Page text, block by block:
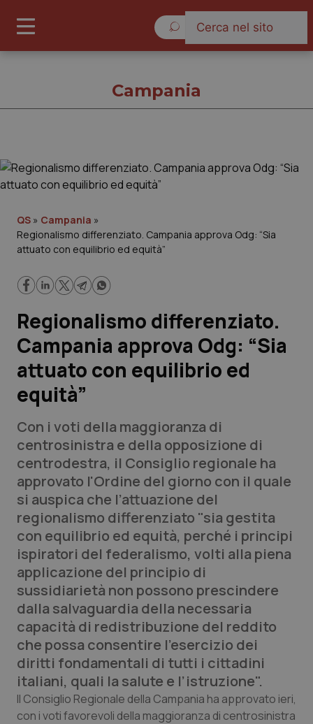
Governo e Parlamento
Regioni e Asl
Lavoro e Professioni
Scienza e Farmaci
Studi e Analisi
Lettere al direttore
Edizioni Regionali
QS Pro
Professionisti Sanitari.AI
Abruzzo
Basilicata
Calabria
Campania
Emilia-Romagna
QS Pro Gold
Artrite & artrosi
Asma & BPCO
Car-T
Colesterolo & coronaropatie
QS Club Newsletter
Campania
QS » Campania »
Regionalismo differenziato. Campania approva Odg: “Sia
attuato con equilibrio ed equità”
Regionalismo differenziato.
Campania approva Odg: “Sia
attuato con equilibrio ed
equità”
Con i voti della maggioranza di
centrosinistra e della opposizione di
centrodestra, il Consiglio regionale ha
approvato l'Ordine del giorno con il quale
si auspica che l’attuazione del
regionalismo differenziato "sia gestita
con equilibrio ed equità, perché i principi
ispiratori del federalismo, volti alla piena
applicazione del principio di
sussidiarietà non possono prescindere
dalla salvaguardia della necessaria
capacità di redistribuzione del reddito
che possa consentire l’esercizio dei
diritti fondamentali di tutti i cittadini
italiani, quali la salute e l’istruzione".
Il Consiglio Regionale della Campania ha approvato ieri,
con i voti favorevoli della maggioranza di centrosinistra